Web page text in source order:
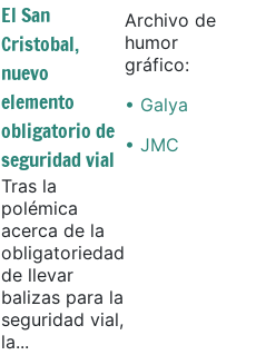
El San
Cristobal,
nuevo
elemento
obligatorio de
seguridad vial
Tras la
polémica
acerca de la
obligatoriedad
de llevar
balizas para la
seguridad vial,
la...
Archivo de
humor
gráfico:
• Galya
• JMC